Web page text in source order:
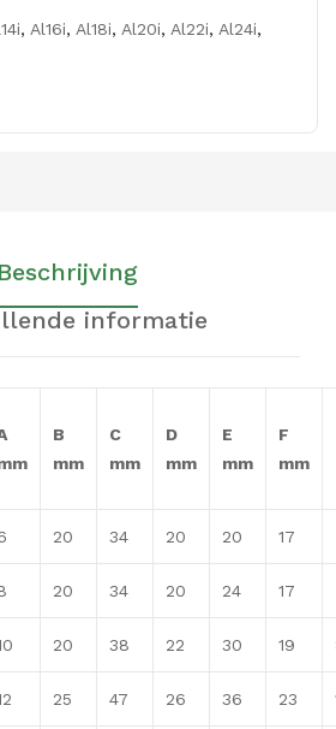
, Al16i, Al18i, Al20i, Al22i, Al24i,
Beschrijving
informatie
B
mm
C
mm
D
mm
E
mm
F
mm
20 34 20 20 17
20 34 20 24 17
20 38 22 30 19
25 47 26 36 23